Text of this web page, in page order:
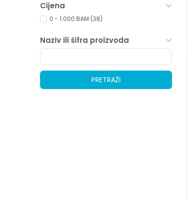
Cijena
0 - 1.000 BAM (38)
Naziv ili šifra proizvoda
PRETRAŽI